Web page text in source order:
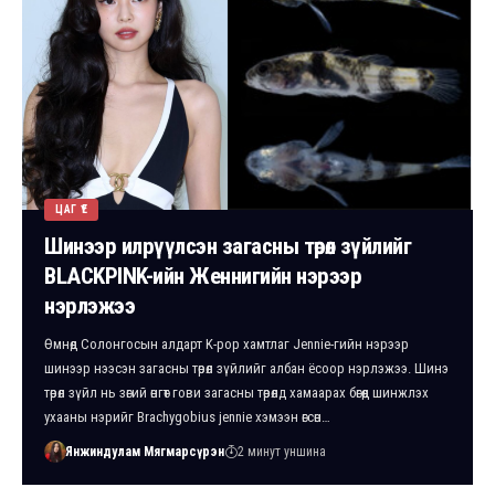
ЦАГ ҮЕ
Шинээр илрүүлсэн загасны төрөл зүйлийг
BLACKPINK-ийн Женнигийн нэрээр
нэрлэжээ
Өмнөд Солонгосын алдарт K-pop хамтлаг Jennie-гийн нэрээр
шинээр нээсэн загасны төрөл зүйлийг албан ёсоор нэрлэжээ. Шинэ
төрөл зүйл нь зөгий өнгөт гови загасны төрөлд хамаарах бөгөөд шинжлэх
ухааны нэрийг Brachygobius jennie хэмээн өгсөн…
Янжиндулам Мягмарсүрэн 2 минут уншина